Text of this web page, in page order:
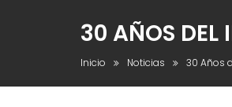
30 AÑOS DEL
Inicio Noticias 30 Años